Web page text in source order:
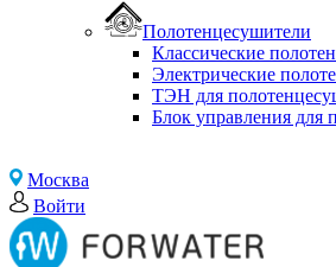
Полотенцесушители
Классические
Электрические
ТЭН для
Блок управления для
Москва
Войти